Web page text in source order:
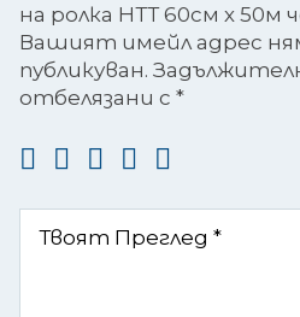
на ролка НТТ 60см х 50м
Вашият имейл адрес
публикуван.
отбелязани с *